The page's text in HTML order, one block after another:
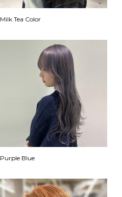
Milk Tea Color
Purple Blue